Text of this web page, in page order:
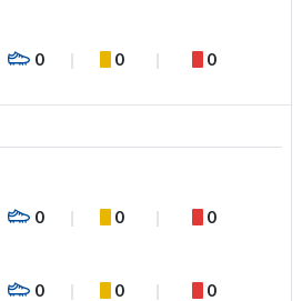
0 0 0
0 0 0
0 0 0